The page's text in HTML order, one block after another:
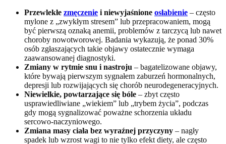
Przewlekłe zmęczenie i niewyjaśnione osłabienie – często
mylone z „zwykłym stresem” lub przepracowaniem, mogą
być pierwszą oznaką anemii, problemów z tarczycą lub nawet
choroby nowotworowej. Badania wykazują, że ponad 30%
osób zgłaszających takie objawy ostatecznie wymaga
zaawansowanej diagnostyki.
Zmiany w rytmie snu i nastroju – bagatelizowane objawy,
które bywają pierwszym sygnałem zaburzeń hormonalnych,
depresji lub rozwijających się chorób neurodegeneracyjnych.
Niewielkie, powtarzające się bóle – zbyt często
usprawiedliwiane „wiekiem” lub „trybem życia”, podczas
gdy mogą sygnalizować poważne schorzenia układu
sercowo-naczyniowego.
Zmiana masy ciała bez wyraźnej przyczyny – nagły
spadek lub wzrost wagi to nie tylko efekt diety, ale często